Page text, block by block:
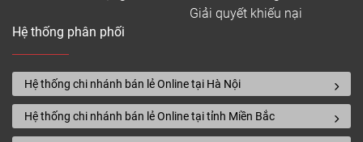
Giải quyết khiếu nại
Hệ thống phân phối
Hệ thống chi nhánh bán lẻ Online tại Hà Nội
Hệ thống chi nhánh bán lẻ Online tại tỉnh Miền Bắc